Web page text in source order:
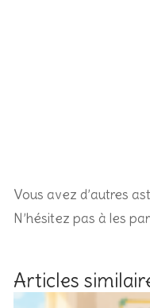
Vous avez d’autres
N’hésitez pas à les
Articles